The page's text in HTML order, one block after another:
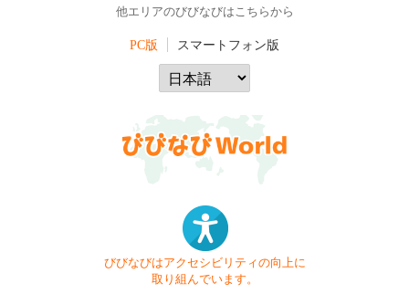
他エリアのびびなびはこちらから
PC版 スマートフォン版
びびなびはアクセシビリティの向上に
取り組んでいます。